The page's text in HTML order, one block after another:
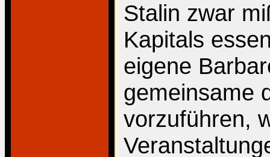
Stalin zwar
Kapitals
eigene
gemeinsame
vorzuführen,